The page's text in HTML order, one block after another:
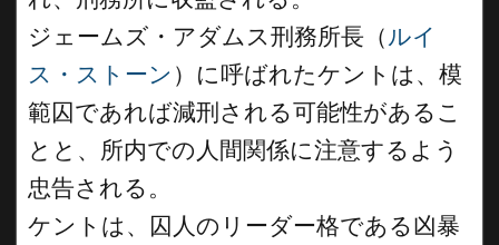
ジェームズ・アダムス刑務所長（ルイ
ス・ストーン ）に呼ばれたケントは、模
範囚であれば減刑される可能性があるこ
とと、所内での人間関係に注意するよう
忠告される。
ケントは、囚人のリーダー格である凶暴